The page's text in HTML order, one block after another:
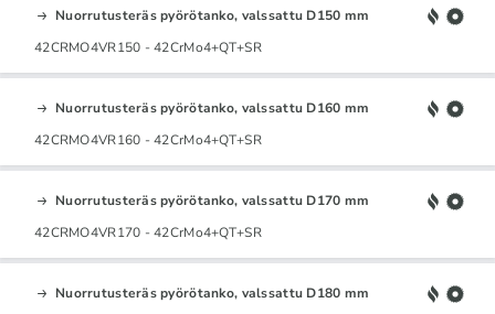
Nuorrutusteräs pyörötanko, valssattu D150 mm
42CRMO4VR150 - 42CrMo4+QT+SR
Nuorrutusteräs pyörötanko, valssattu D160 mm
42CRMO4VR160 - 42CrMo4+QT+SR
Nuorrutusteräs pyörötanko, valssattu D170 mm
42CRMO4VR170 - 42CrMo4+QT+SR
Nuorrutusteräs pyörötanko, valssattu D180 mm